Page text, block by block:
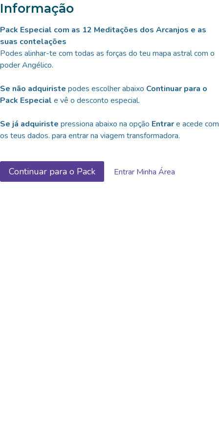
Skip
content
Informação
Pack Especial com as 12 Meditações dos Arcanjos e as
suas contelações
Podes alinhar-te com todas as forças do teu mapa astral com o
poder Angélico.
Se não adquiriste podes escolher abaixo Continuar para o
Pack Especial e vê o desconto especial.
Se já adquiriste pressiona abaixo na opção Entrare acede com
os teus dados. para entrar na viagem transformadora.
Continuar para o Pack Entrar Minha Área